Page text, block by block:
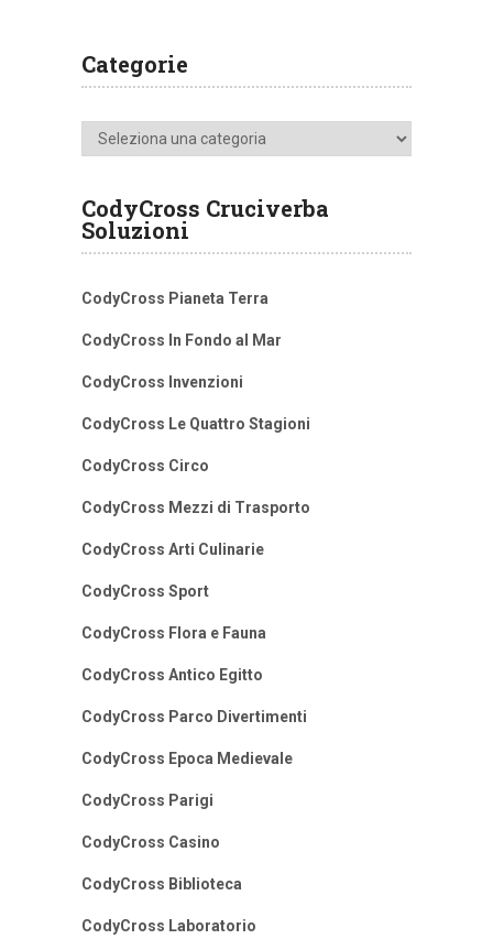
Categorie
Categorie
CodyCross Cruciverba
Soluzioni
CodyCross Pianeta Terra
CodyCross In Fondo al Mar
CodyCross Invenzioni
CodyCross Le Quattro Stagioni
CodyCross Circo
CodyCross Mezzi di Trasporto
CodyCross Arti Culinarie
CodyCross Sport
CodyCross Flora e Fauna
CodyCross Antico Egitto
CodyCross Parco Divertimenti
CodyCross Epoca Medievale
CodyCross Parigi
CodyCross Casino
CodyCross Biblioteca
CodyCross Laboratorio